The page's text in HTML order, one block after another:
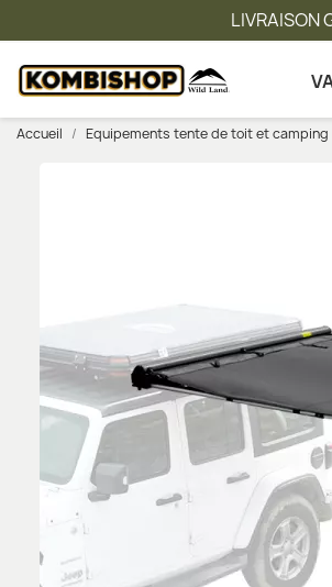
LIVRAISON
Accueil Equipements tente de toit et camping